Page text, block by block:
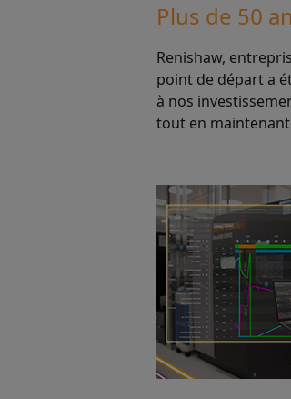
Plus de 50
Renishaw,
point de départ a
à nos
tout en